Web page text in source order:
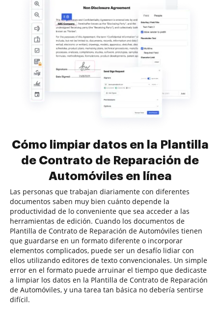
Cómo limpiar datos en la Plantilla
de Contrato de Reparación de
Automóviles en línea
Las personas que trabajan diariamente con diferentes
documentos saben muy bien cuánto depende la
productividad de lo conveniente que sea acceder a las
herramientas de edición. Cuando los documentos de
Plantilla de Contrato de Reparación de Automóviles tienen
que guardarse en un formato diferente o incorporar
elementos complicados, puede ser un desafío lidiar con
ellos utilizando editores de texto convencionales. Un simple
error en el formato puede arruinar el tiempo que dedicaste
a limpiar los datos en la Plantilla de Contrato de Reparación
de Automóviles, y una tarea tan básica no debería sentirse
difícil.